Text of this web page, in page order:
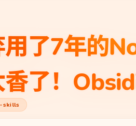
了7年的
香了！
skills